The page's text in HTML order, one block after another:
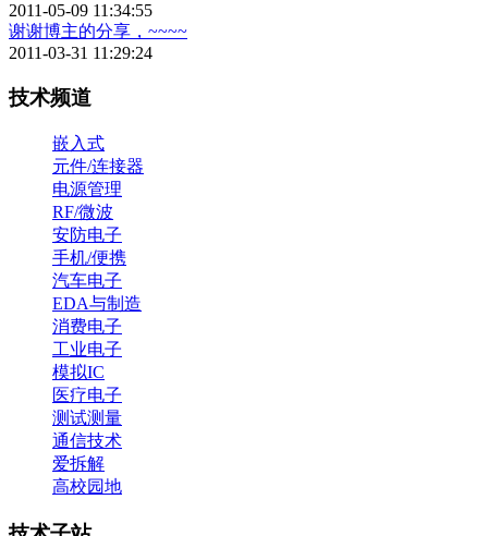
2011-05-09 11:34:55
谢谢博主的分享，~~~~
2011-03-31 11:29:24
技术频道
嵌入式
元件/连接器
电源管理
RF/微波
安防电子
手机/便携
汽车电子
EDA与制造
消费电子
工业电子
模拟IC
医疗电子
测试测量
通信技术
爱拆解
高校园地